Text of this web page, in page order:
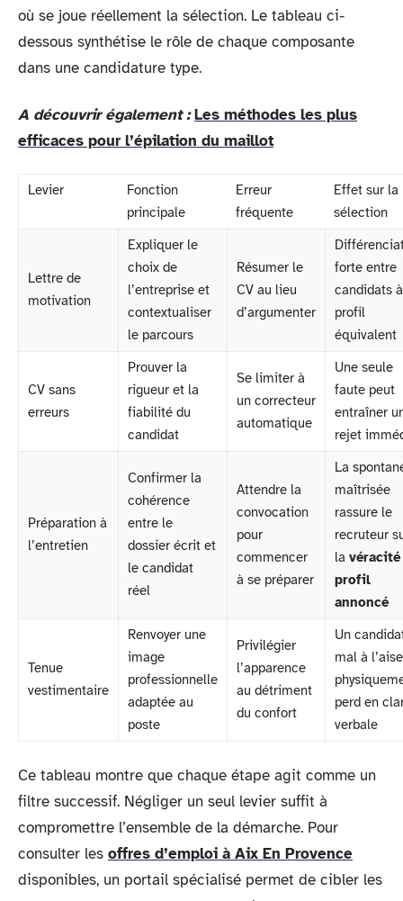
où se joue réellement la sélection. Le tableau ci-
dessous synthétise le rôle de chaque composante
dans une candidature type.
A découvrir également : Les méthodes les plus
efficaces pour l’épilation du maillot
Levier
Fonction
principale
Erreur
fréquente
Effet sur la
sélection
Lettre de
motivation
Expliquer le
choix de
l’entreprise et
contextualiser
le parcours
Résumer le
CV au lieu
d’argumenter
forte entre
candidats à
profil
équivalent
CV sans
erreurs
Prouver la
rigueur et la
fiabilité du
candidat
Se limiter à
un correcteur
automatique
Une seule
faute peut
entraîner
rejet
Préparation à
l’entretien
Confirmer la
cohérence
entre le
dossier écrit et
le candidat
réel
Attendre la
convocation
pour
commencer
à se préparer
La
maîtrisée
rassure le
recruteur
la
profil
annoncé
Tenue
vestimentaire
Renvoyer une
image
professionnelle
adaptée au
poste
Privilégier
l’apparence
au détriment
du confort
Un
mal à l’aise
perd en
verbale
Ce tableau montre que chaque étape agit comme un
filtre successif. Négliger un seul levier suffit à
compromettre l’ensemble de la démarche. Pour
consulter les offres d’emploi à Aix En Provence
disponibles, un portail spécialisé permet de cibler les